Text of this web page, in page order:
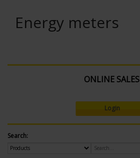
Energy meters
ONLINE SALES
Login
Search: